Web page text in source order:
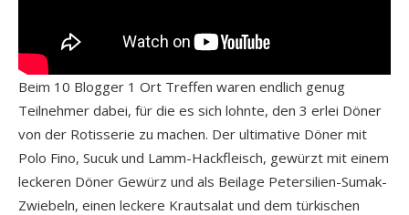
Beim 10 Blogger 1 Ort Treffen waren endlich genug
Teilnehmer dabei, für die es sich lohnte, den 3 erlei Döner
von der Rotisserie zu machen. Der ultimative Döner mit
Polo Fino, Sucuk und Lamm-Hackfleisch, gewürzt mit einem
leckeren Döner Gewürz und als Beilage Petersilien-Sumak-
Zwiebeln, einen leckere Krautsalat und dem türkischen